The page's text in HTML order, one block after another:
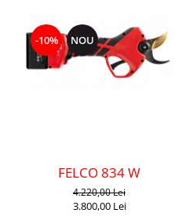
-10% NOU
FELCO 834 W
4.220,00 Lei
3.800,00 Lei